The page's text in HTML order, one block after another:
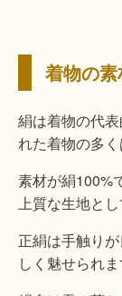
着物の
絹は着物の代
れた着物の多く
素材が絹100%
上質な生地とし
正絹は手触り
しく魅せられま